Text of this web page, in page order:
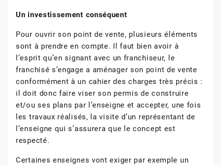
Un investissement conséquent
Pour ouvrir son point de vente, plusieurs éléments
sont à prendre en compte. Il faut bien avoir à
l’esprit qu’en signant avec un franchiseur, le
franchisé s’engage a aménager son point de vente
conformément à un cahier des charges très précis :
il doit donc faire viser son permis de construire
et/ou ses plans par l’enseigne et accepter, une fois
les travaux réalisés, la visite d’un représentant de
l’enseigne qui s’assurera que le concept est
respecté.
Certaines enseignes vont exiger par exemple un